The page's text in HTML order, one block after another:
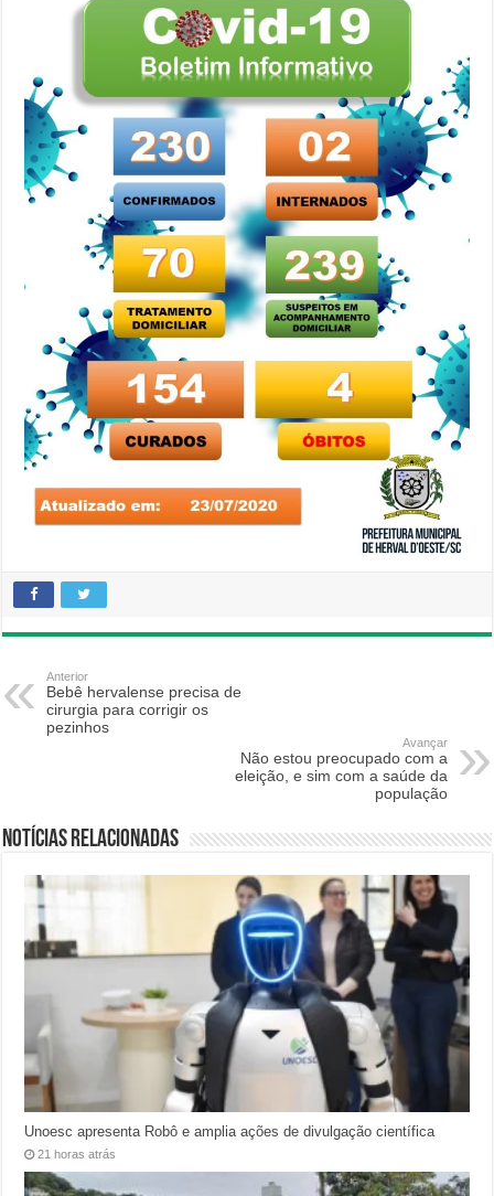
Anterior
Bebê hervalense precisa de
cirurgia para corrigir os
pezinhos
Avançar
Não estou preocupado com a
eleição, e sim com a saúde da
população
Notícias relacionadas
Unoesc apresenta Robô e amplia ações de divulgação científica
21 horas atrás